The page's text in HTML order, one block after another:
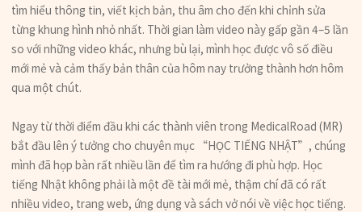
tìm hiểu thông tin, viết kịch bản, thu âm cho đến khi chỉnh sửa
từng khung hình nhỏ nhất. Thời gian làm video này gấp gần 4–5 lần
so với những video khác, nhưng bù lại, mình học được vô số điều
mới mẻ và cảm thấy bản thân của hôm nay trưởng thành hơn hôm
qua một chút.
Ngay từ thời điểm đầu khi các thành viên trong MedicalRoad (MR)
bắt đầu lên ý tưởng cho chuyên mục “HỌC TIẾNG NHẬT”, chúng
mình đã họp bàn rất nhiều lần để tìm ra hướng đi phù hợp. Học
tiếng Nhật không phải là một đề tài mới mẻ, thậm chí đã có rất
nhiều video, trang web, ứng dụng và sách vở nói về việc học tiếng.